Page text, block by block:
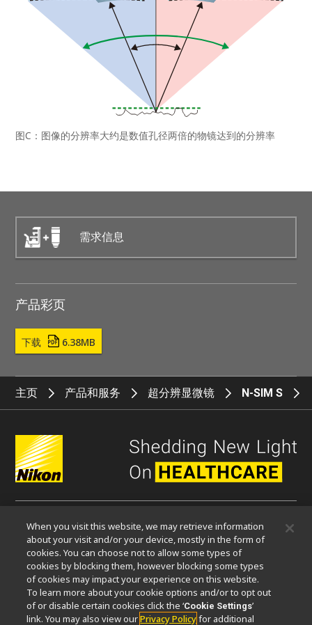
图C：图像的分辨率大约是数值孔径两倍的物镜达到的分辨率
需求信息
产品彩页
下载 6.38MB
主页 产品和服务 超分辨显微镜 N-SIM S
微信
关于我们
活动可持续发展 Well-being 显微镜事业100周年
When you visit this website, we may retrieve information
about your visit and/or your device, mostly in the form of
cookies. You can choose not to allow some types of
cookies by blocking them, however blocking some types
of cookies may impact your experience on this website.
To learn more about your cookie options and/or to opt out
of or disable certain cookies click the ‘Cookie Settings’
link. You may also view ourPrivacy Policyfor additional